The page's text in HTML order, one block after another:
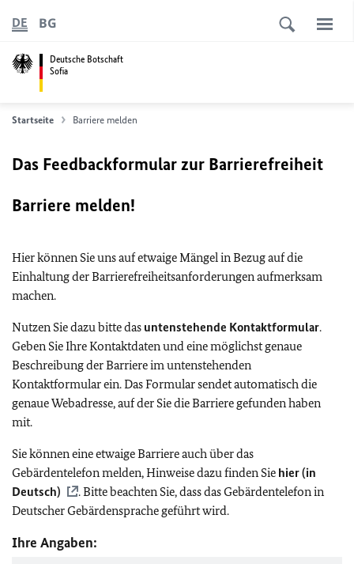
Deutsche Botschaft
Sofia
DE BG
Startseite Barriere melden
Das Feedbackformular zur Barrierefreiheit
Barriere melden!
Hier können Sie uns auf etwaige Mängel in Bezug auf die
Einhaltung der Barrierefreiheitsanforderungen aufmerksam
machen.
Nutzen Sie dazu bitte das untenstehende Kontaktformular.
Geben Sie Ihre Kontaktdaten und eine möglichst genaue
Beschreibung der Barriere im untenstehenden
Kontaktformular ein. Das Formular sendet automatisch die
genaue Webadresse, auf der Sie die Barriere gefunden haben
mit.
Sie können eine etwaige Barriere auch über das
Gebärdentelefon melden, Hinweise dazu finden Sie hier (in
Deutsch)
. Bitte beachten Sie, dass das Gebärdentelefon in
Deutscher Gebärdensprache geführt wird.
Ihre Angaben: